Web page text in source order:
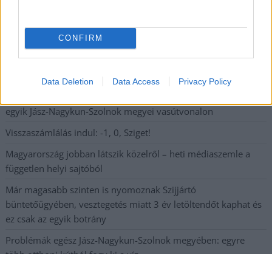
CONFIRM
Data Deletion Data Access Privacy Policy
A Tisza Párt Dr. Baka Andrást jelöli köztársasági elnöknek
Óriási, több mint két méteres harcsát fogott a Tiszán a 13 éves
fiú (VIDEÓVAL)
Hétfőn kezdik, csütörtökön végeznek – lezárás miatt
egyik Jász-Nagykun-Szolnok megyei vasútvonalon
Visszaszámlálás indul: -1, 0, Sziget!
Magyarország jobban látszik közelről – heti médiaszemle a
független helyi sajtóból
Már magasabb szinten is nyomoznak Szijjártó
büntetőügyében, vesztegetés miatt 3 év letöltendőt kaphat és
ez csak az egyik botrány
Problémák egész Jász-Nagykun-Szolnok megyében: egyre